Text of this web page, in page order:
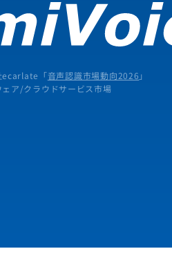
ecarlate「音声認識市場動向2026 」
ア/クラウドサービス市場